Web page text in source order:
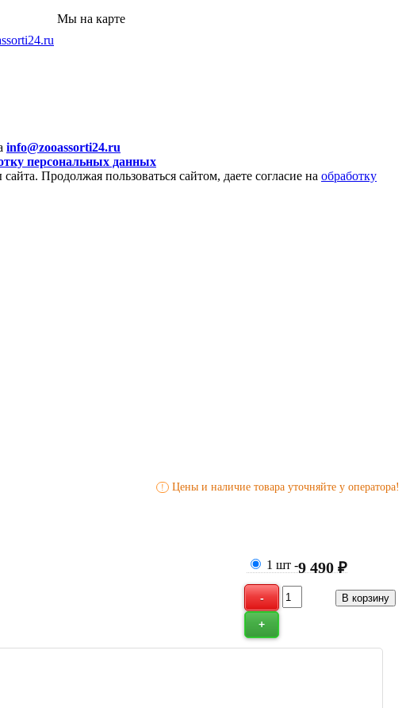
! Цены и наличие товара уточняйте у оператора!
1 шт -9 490 ₽
Мы на карте
info@zooassorti24.ru
персональных данных
Продолжая пользоваться сайтом, даете согласие на обработку